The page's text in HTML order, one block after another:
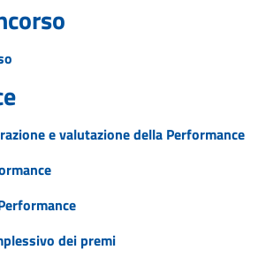
e valutazione della Performance
dei premi